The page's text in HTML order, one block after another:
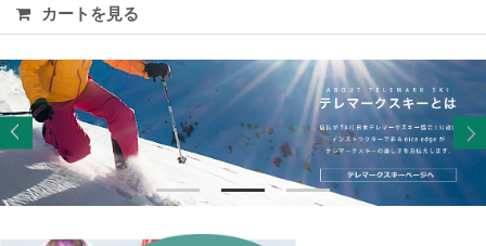
カートを見る